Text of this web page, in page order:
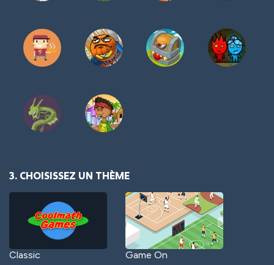
3. CHOISISSEZ UN THÈME
Classic Game On